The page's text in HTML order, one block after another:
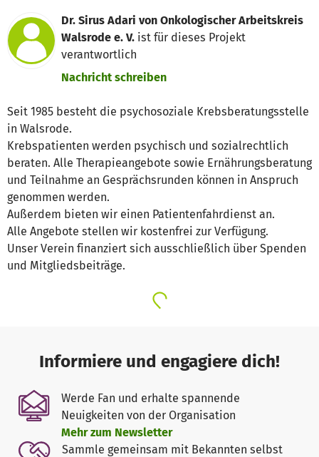
Dr. Sirus Adari von Onkologischer Arbeitskreis
Walsrode e. V. ist für dieses Projekt
verantwortlich
Nachricht schreiben
Seit 1985 besteht die psychosoziale Krebsberatungsstelle
in Walsrode.
Krebspatienten werden psychisch und sozialrechtlich
beraten. Alle Therapieangebote sowie Ernährungsberatung
und Teilnahme an Gesprächsrunden können in Anspruch
genommen werden.
Außerdem bieten wir einen Patientenfahrdienst an.
Alle Angebote stellen wir kostenfrei zur Verfügung.
Unser Verein finanziert sich ausschließlich über Spenden
und Mitgliedsbeiträge.
Informiere und engagiere dich!
Werde Fan und erhalte spannende
Neuigkeiten von der Organisation
Mehr zum Newsletter
Sammle gemeinsam mit Bekannten selbst